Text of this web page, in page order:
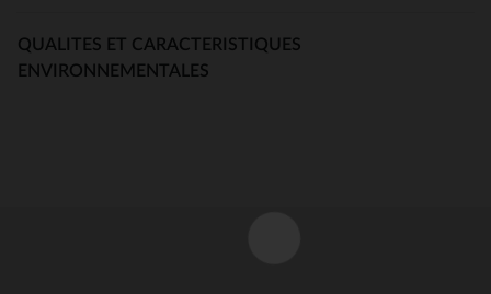
QUALITES ET CARACTERISTIQUES
ENVIRONNEMENTALES